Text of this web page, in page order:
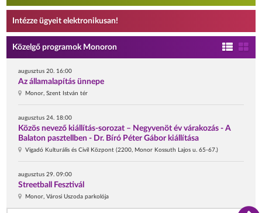
Intézze ügyeit elektronikusan!
Közelgő programok Monoron
augusztus 20. 16:00
Az államalapítás ünnepe
Monor, Szent István tér
augusztus 24. 18:00
Közös nevező kiállítás-sorozat – Negyvenöt év várakozás - A
Balaton pasztellben - Dr. Bíró Péter Gábor kiállítása
Vigadó Kulturális és Civil Központ (2200, Monor Kossuth Lajos u. 65-67.)
augusztus 29. 09:00
Streetball Fesztivál
Monor, Városi Uszoda parkolója